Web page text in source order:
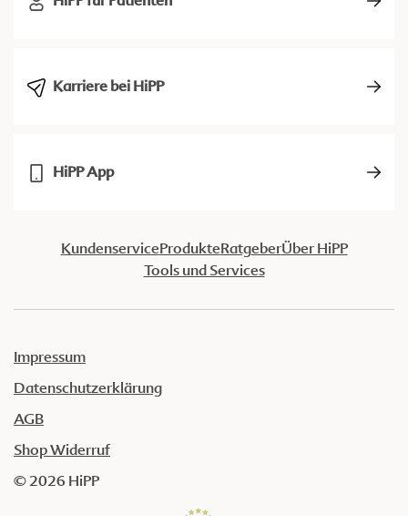
Karriere bei HiPP
HiPP App
KundenserviceProdukteRatgeberÜber HiPP
Tools und Services
Impressum
Datenschutzerklärung
AGB
Shop Widerruf
© 2026 HiPP